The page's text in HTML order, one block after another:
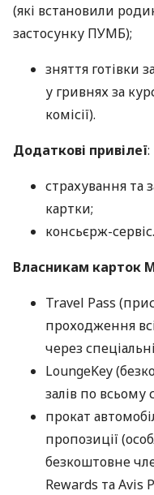
(які встановили
застосунку ПУМБ);
зняття готівки
у гривнях за
комісії).
Додаткові привілеї:
страхування та
картки;
консьєрж-сервіс.
Власникам карток
Travel Pass
проходження
через
LoungeKey
залів по всьому
прокат
пропозиції
безкоштовне
Rewards та Avis